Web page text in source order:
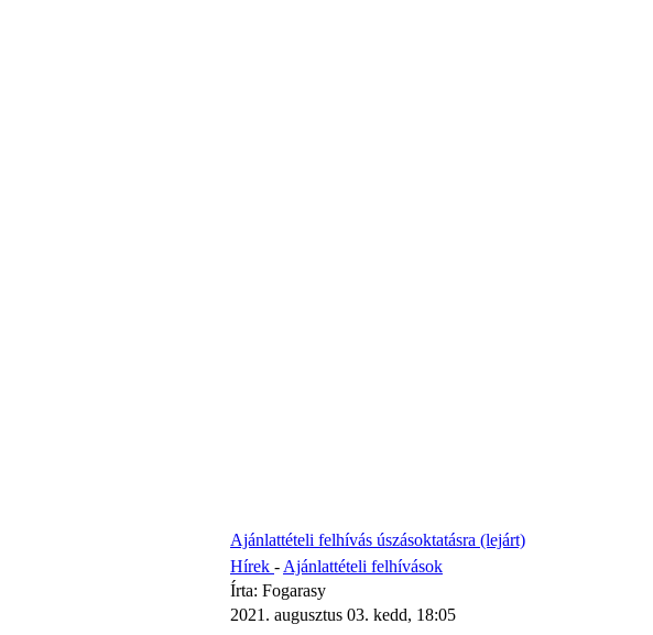
Ajánlattételi felhívás úszásoktatásra (lejárt)
Hírek -Ajánlattételi felhívások
Írta: Fogarasy
2021. augusztus 03. kedd, 18:05